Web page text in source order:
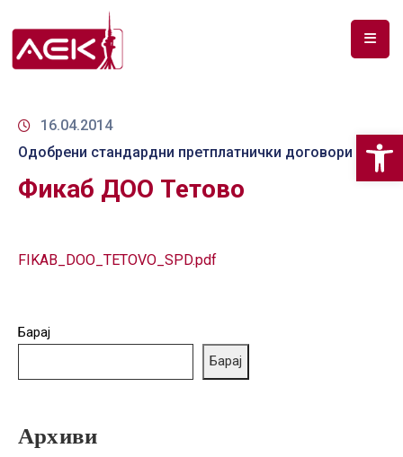
ЗА
ДОКУМЕНТИ
АНАЛИЗА
НА
ЗА
КОРИСНИЦИ
16.04.2014
Одобрени стандардни претплатнички договори
Фикаб ДОО Тетово
FIKAB_DOO_TETOVO_SPD.pdf
Барај
Барај
Архиви